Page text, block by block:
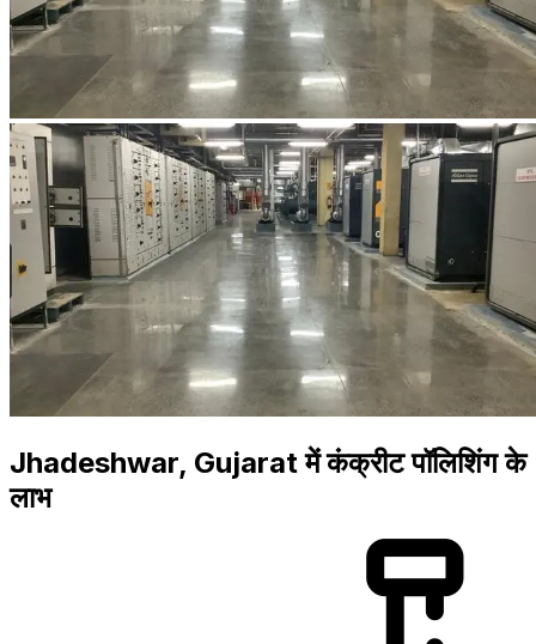
Jhadeshwar, Gujarat में कंक्रीट पॉलिशिंग के
लाभ